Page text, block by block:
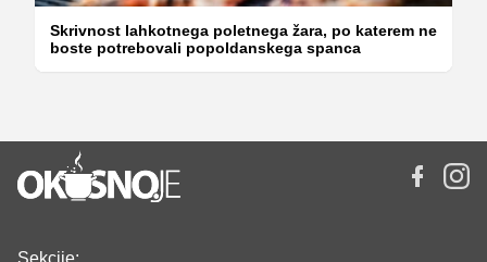
Skrivnost lahkotnega poletnega žara, po katerem ne
boste potrebovali popoldanskega spanca